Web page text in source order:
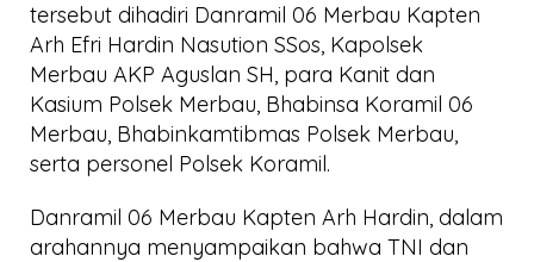
tersebut dihadiri Danramil 06 Merbau Kapten
Arh Efri Hardin Nasution SSos, Kapolsek
Merbau AKP Aguslan SH, para Kanit dan
Kasium Polsek Merbau, Bhabinsa Koramil 06
Merbau, Bhabinkamtibmas Polsek Merbau,
serta personel Polsek Koramil.
Danramil 06 Merbau Kapten Arh Hardin, dalam
arahannya menyampaikan bahwa TNI dan